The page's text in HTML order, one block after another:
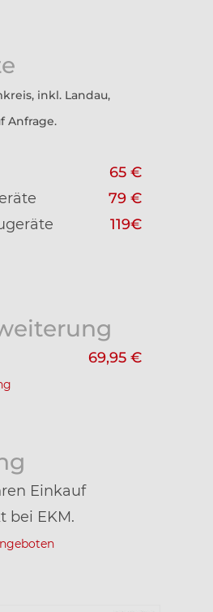
inkl. Landau,
Anfrage.
65 €
79 €
119€
69,95 €
Einkauf
bei EKM.